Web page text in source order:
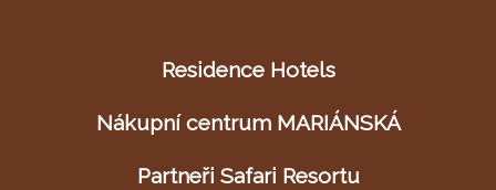
Residence Hotels
Nákupní centrum MARIÁNSKÁ
Partneři Safari Resortu